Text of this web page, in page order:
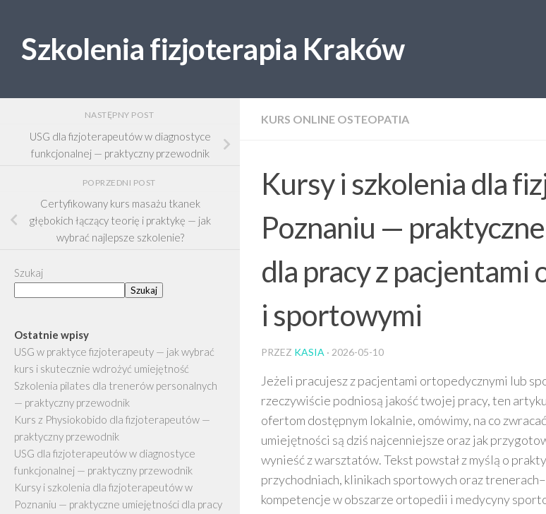
Szkolenia fizjoterapia Kraków
KURS ONLINE OSTEOPATIA
Kursy i szkolenia dla
Poznaniu —
dla pracy z pacjentami
i sportowymi
PRZEZ KASIA · 2026-05-10
Jeżeli pracujesz z pacjentami ortopedycznymi lub
rzeczywiście podniosą jakość twojej pracy, ten
ofertom dostępnym lokalnie, omówimy, na co
umiejętności są dziś najcenniejsze oraz jak
wynieść z warsztatów. Tekst powstał z myślą o
przychodniach, klinikach sportowych oraz
kompetencje w obszarze ortopedii i medycyny
NASTĘPNY POST
USG dla fizjoterapeutów w diagnostyce
funkcjonalnej — praktyczny przewodnik
POPRZEDNI POST
Certyfikowany kurs masażu tkanek
głębokich łączący teorię i praktykę — jak
wybrać najlepsze szkolenie?
Szukaj
Szukaj
Ostatnie wpisy
USG w praktyce fizjoterapeuty — jak wybrać
kurs i skutecznie wdrożyć umiejętność
Szkolenia pilates dla trenerów personalnych
— praktyczny przewodnik
Kurs z Physiokobido dla fizjoterapeutów —
praktyczny przewodnik
USG dla fizjoterapeutów w diagnostyce
funkcjonalnej — praktyczny przewodnik
Kursy i szkolenia dla fizjoterapeutów w
Poznaniu — praktyczne umiejętności dla pracy